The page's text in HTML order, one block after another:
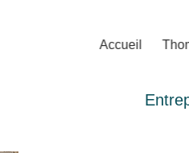
Accueil